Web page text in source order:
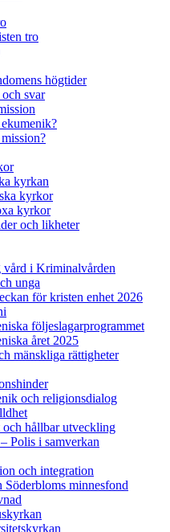
tro
högtider
svar
kyrkan
kyrkor
kyrkor
och likheter
i Kriminalvården
unga
för kristen enhet 2026
följeslagarprogrammet
året 2025
mänskliga rättigheter
och religionsdialog
hållbar utveckling
Polis i samverkan
och integration
Söderbloms minnesfond